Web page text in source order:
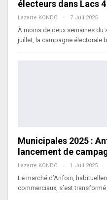
électeurs dans Lacs 4
Lazarre KONDO 7 Juil 2025
À moins de deux semaines du
juillet, la campagne électorale
Municipales 2025 :
lancement de
Lazarre KONDO 1 Juil 2025
Le marché d’Anfoin,
commerciaux, s’est